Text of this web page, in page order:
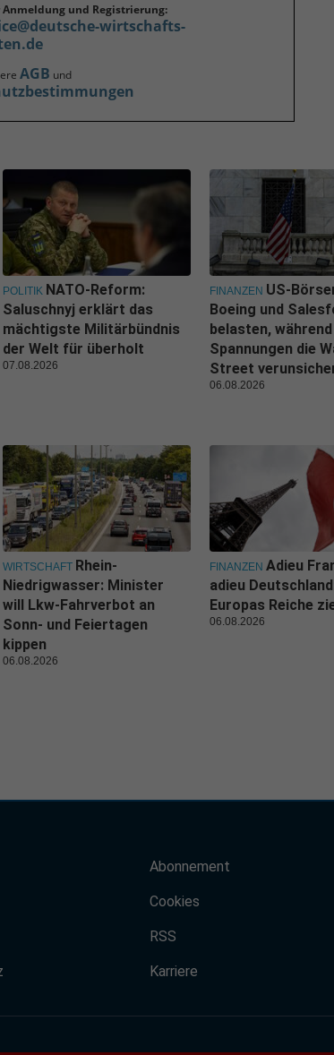
und Registrierung:
wirtschafts-
AGB und
POLITIK NATO-Reform:
Saluschnyj erklärt das
mächtigste Militärbündnis
der Welt für überholt
07.08.2026
FINANZEN US-
Boeing und
belasten,
Spannungen die
Street
06.08.2026
WIRTSCHAFT Rhein-
Niedrigwasser: Minister
will Lkw-Fahrverbot an
Sonn- und Feiertagen
kippen
06.08.2026
FINANZEN Adieu
adieu
Europas Reiche
06.08.2026
Abonnement
Cookies
RSS
Karriere